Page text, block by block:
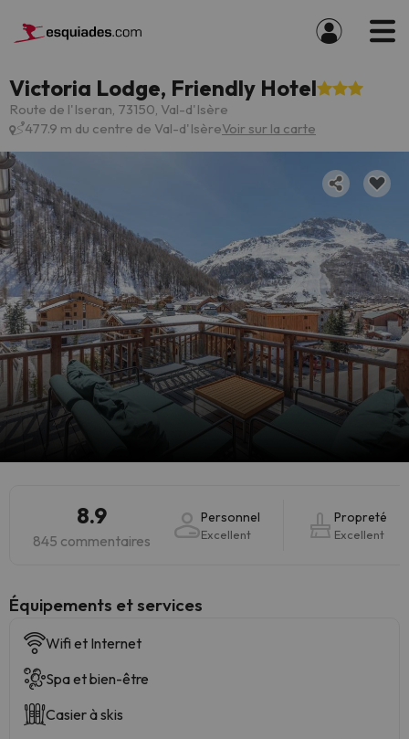
Victoria Lodge, Friendly Hotel
Route de l'Iseran, 73150, Val-d'Isère
477.9 m du centre de Val-d'IsèreVoir sur la carte
8.9
845 commentaires
Personnel
Excellent
Propreté
Excellent
​Équipements et services
Wifi et Internet
Spa et bien-être
Casier à skis